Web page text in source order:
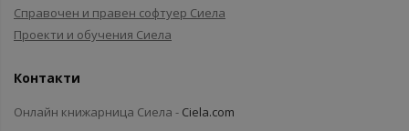
Справочен и правен софтуер Сиела
Проекти и обучения Сиела
Контакти
Онлайн книжарница Сиела - Ciela.com